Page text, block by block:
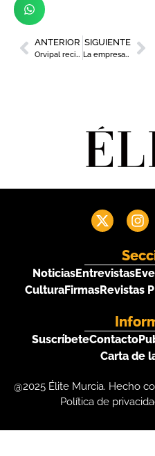
ANTERIOR
Orvipal recibe la Medalla de Oro 2022 EcoVadis
SIGUIENTE
La empresa familiar murciana ante los retos de hoy
NoticiasEntrevistas
CulturaFirmasRevistas
SuscríbeteContacto
Carta de
@2025 Élite Murcia. Hecho
Política de